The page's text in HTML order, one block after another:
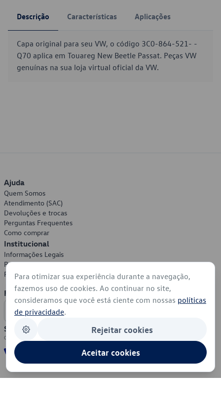
Descrição Características Aplicações
Capa original para seu VW, o código 3C0-864-521- -
Q70 aplica em Touareg New Beetle Passat. Peças VW
genuínas na sua loja virtual oficial da VW.
Ajuda
Quem Somos
Atendimento (SAC)
Devoluções e trocas
Perguntas Frequentes
Como comprar
Institucional
Informações Legais
Política de Privacidade
Política de Cookies
Formas de Pagamento
Segurança
Para otimizar sua experiência durante a navegação,
fazemos uso de cookies. Ao continuar no site,
consideramos que você está ciente com nossas políticas
de privacidade.
Rejeitar cookies
Aceitar cookies